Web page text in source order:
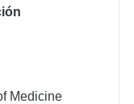
Medicine